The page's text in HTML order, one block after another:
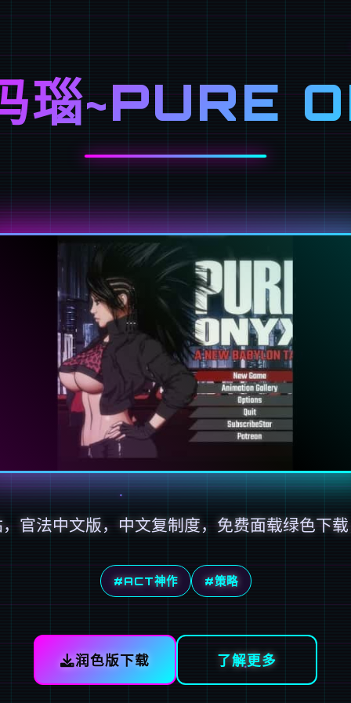
瑙~PURE
官法中文版，中文复制度，免费面载绿色下
#ACT神作 #策略
润色版下载 了解更多